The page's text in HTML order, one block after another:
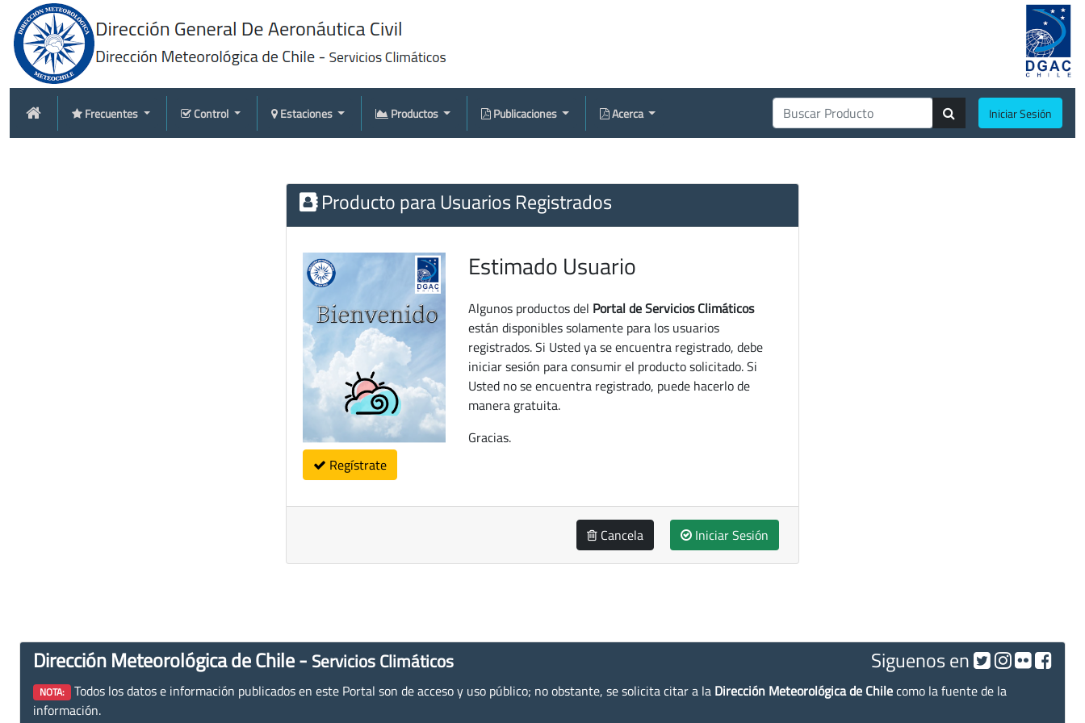
Frecuentes Control Estaciones Productos Publicaciones Acerca Iniciar Sesión
Producto para Usuarios Registrados
Regístrate
Estimado Usuario
Algunos productos del Portal de Servicios Climáticos
están disponibles solamente para los usuarios
registrados. Si Usted ya se encuentra registrado, debe
iniciar sesión para consumir el producto solicitado. Si
Usted no se encuentra registrado, puede hacerlo de
manera gratuita.
Gracias.
Cancela Iniciar Sesión
Dirección Meteorológica de Chile - Servicios Climáticos Siguenos en
NOTA: Todos los datos e información publicados en este Portal son de acceso y uso público; no obstante, se solicita citar a la Dirección Meteorológica de Chilecomo la fuente de la
información.